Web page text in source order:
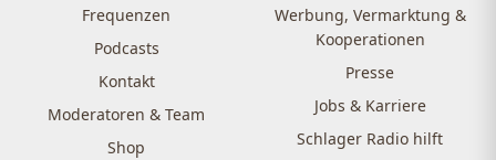
Frequenzen
Podcasts
Kontakt
Moderatoren & Team
Shop
Werbung, Vermarktung &
Kooperationen
Presse
Jobs & Karriere
Schlager Radio hilft